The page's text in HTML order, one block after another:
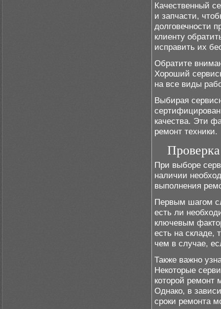
Качественный
и запчасти,
долговечности
клиенту
исправить их
Обратите
Хороший
на все виды
Выбирая
качества. Эти
ремонт техники.
При выборе
наличии
выполнения
Первым шагом
есть ли
ключевым
есть на складе,
чем в случае,
Также важно
Некоторые
которой ремонт
Однако, в
сроки ремонта